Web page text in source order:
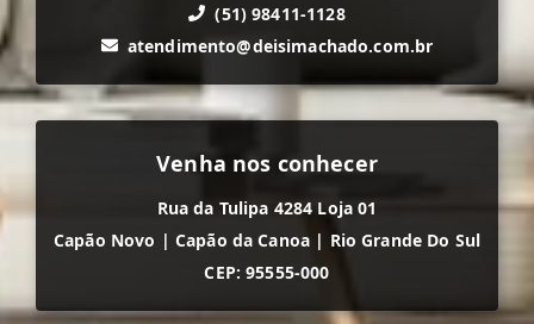
(51) 98411-1128
atendimento@deisimachado.com.br
Venha nos conhecer
Rua da Tulipa 4284 Loja 01
Capão Novo | Capão da Canoa | Rio Grande Do Sul
CEP: 95555-000